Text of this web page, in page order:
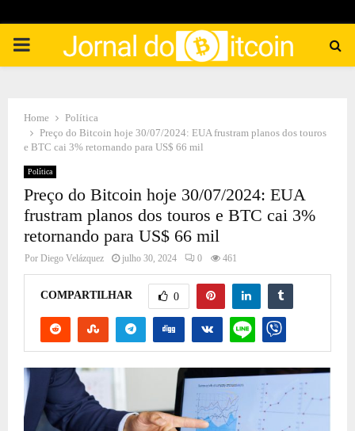
PRIMARY
Home
Política
Preço do Bitcoin hoje 30/07/2024: EUA frustram planos dos touros
e BTC cai 3% retornando para US$ 66 mil
Política
Preço do Bitcoin hoje 30/07/2024: EUA
frustram planos dos touros e BTC cai 3%
retornando para US$ 66 mil
Por Diego Velázquez julho 30, 2024 0 461
COMPARTILHAR 0